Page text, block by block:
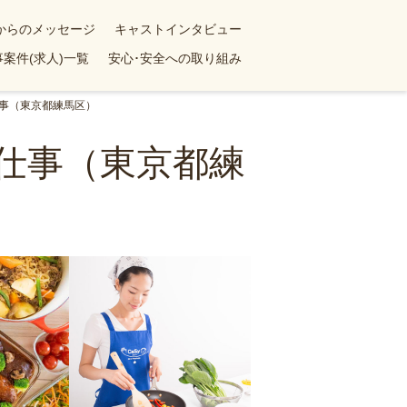
らのメッセージ
キャストインタビュー
案件(求人)一覧
安心･安全への取り組み
（東京都練馬区）
事（東京都練